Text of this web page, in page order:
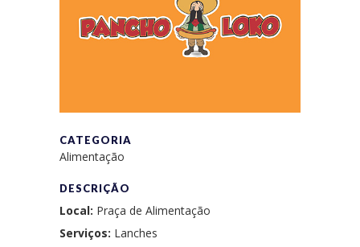
CATEGORIA
Alimentação
DESCRIÇÃO
Local: Praça de Alimentação
Serviços: Lanches